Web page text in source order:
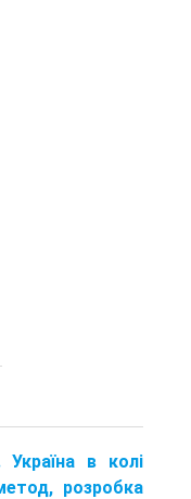
Україна в колі
роз­робка